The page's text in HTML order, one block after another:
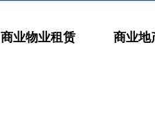
商业物业租赁 商业地